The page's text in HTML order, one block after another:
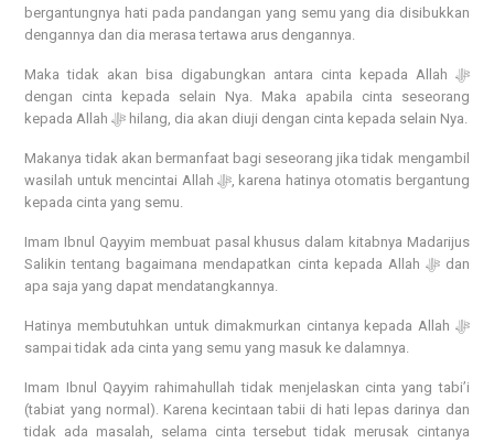
bergantungnya hati pada pandangan yang semu yang dia disibukkan
dengannya dan dia merasa tertawa arus dengannya.
Maka tidak akan bisa digabungkan antara cinta kepada Allah ﷻ
dengan cinta kepada selain Nya. Maka apabila cinta seseorang
kepada Allah ﷻ hilang, dia akan diuji dengan cinta kepada selain Nya.
Makanya tidak akan bermanfaat bagi seseorang jika tidak mengambil
wasilah untuk mencintai Allah ﷻ, karena hatinya otomatis bergantung
kepada cinta yang semu.
Imam Ibnul Qayyim membuat pasal khusus dalam kitabnya Madarijus
Salikin tentang bagaimana mendapatkan cinta kepada Allah ﷻ dan
apa saja yang dapat mendatangkannya.
Hatinya membutuhkan untuk dimakmurkan cintanya kepada Allah ﷻ
sampai tidak ada cinta yang semu yang masuk ke dalamnya.
Imam Ibnul Qayyim rahimahullah tidak menjelaskan cinta yang tabi’i
(tabiat yang normal). Karena kecintaan tabii di hati lepas darinya dan
tidak ada masalah, selama cinta tersebut tidak merusak cintanya